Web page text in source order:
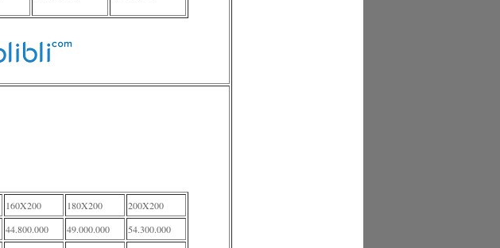
160X200 180X200
200X200
44.800.000 49.000.000
54.300.000